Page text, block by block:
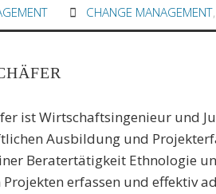
CHANGE MANAGEMENT
ist Wirtschaftsingenieur und
Ausbildung und
Beratertätigkeit Ethnologie
erfassen und effektiv